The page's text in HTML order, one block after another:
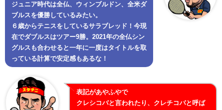
ジュニア時代は全仏、ウィンブルドン、全米ダ
ブルスを優勝しているみたい。
６歳からテニスをしているサラブレッド！今現
在でダブルスはツアー9勝。2021年の全仏シン
グルスも合わせると一年に一度はタイトルを取
っている計算で安定感もあるな！
表記があやふやで
クレシコバと言われたり、クレチコバと呼ば